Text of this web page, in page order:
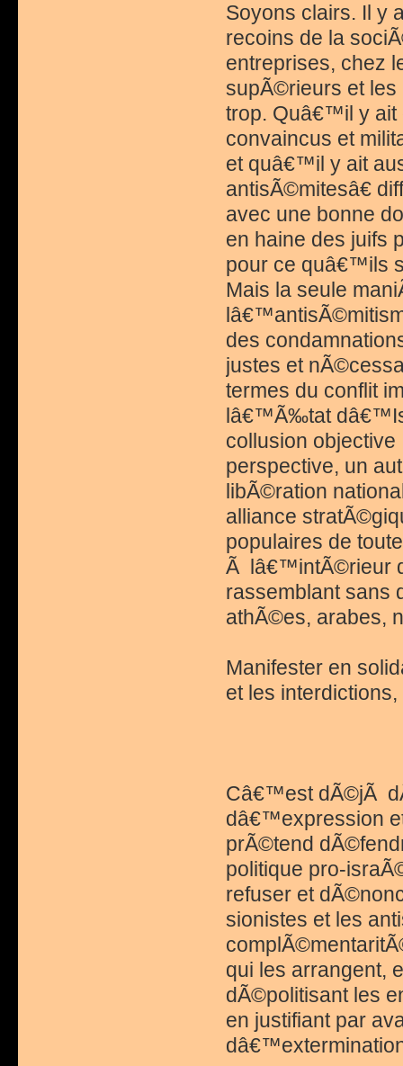
Soyons clairs. Il y
recoins de la
entreprises, chez
supÃ©rieurs et les
trop. Quâ€™il y ait
convaincus et
et quâ€™il y ait
antisÃ©mitesâ€
avec une bonne
en haine des juifs
pour ce quâ€™ils
Mais la seule
des
justes et
termes du conflit
lâ€™Ã‰tat
collusion
perspective, un
libÃ©ration
alliance
populaires de
Ã lâ€™intÃ©rieur
rassemblant sans
athÃ©es, arabes,
Manifester en
et les
Câ€™est dÃ©jÃ
dâ€™expression
prÃ©tend
politique pro-
refuser et
sionistes et les
qui les arrangent,
dÃ©politisant les
en justifiant par